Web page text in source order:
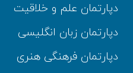
دپارتمان علم و خلاقیت
دپارتمان زبان انگلیسی
دپارتمان فرهنگی هنری